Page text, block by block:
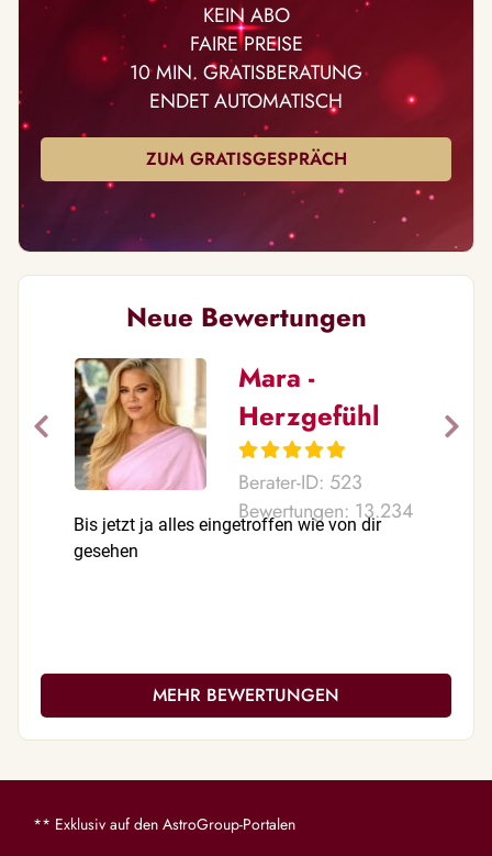
KEIN ABO
FAIRE PREISE
10 MIN. GRATISBERATUNG
ENDET AUTOMATISCH
ZUM GRATISGESPRÄCH
Neue Bewertungen
Mara -
Herzgefühl
Berater-ID: 523
Bewertungen: 13.234
Bis jetzt ja alles eingetroffen wie von dir
gesehen
MEHR BEWERTUNGEN
** Exklusiv auf den AstroGroup-Portalen